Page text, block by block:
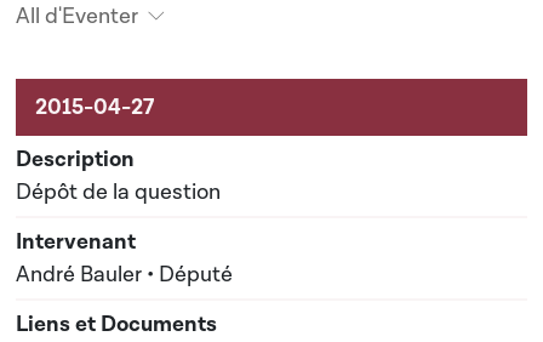
All d'Eventer
Aktivitéiten um Dossier
Dépôt de la question
André Bauler • Député